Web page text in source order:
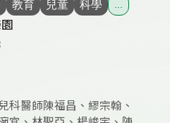
教育 兒童 科學
科醫師陳福昌、繆宗翰、